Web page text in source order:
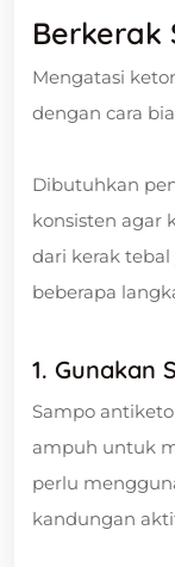
Berkerak
Mengatasi
dengan cara
Dibutuhkan
konsisten agar
dari kerak
beberapa
1. Gunakan
Sampo
ampuh untuk
perlu
kandungan